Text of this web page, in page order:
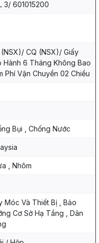
3/ 601015200
CQ (NSX)/ Giấy
Hành 6 Tháng Không Bao
Phí Vận Chuyển 02 Chiều
Bụi , Chống Nước
, Nhôm
Móc Và Thiết Bị , Bảo
Cơ Sở Hạ Tầng , Dân